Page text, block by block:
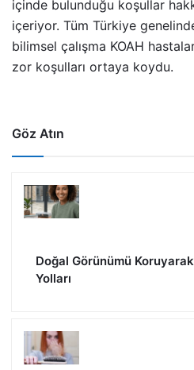
içinde bulunduğu koşullar
içeriyor. Tüm Türkiye
bilimsel çalışma KOAH
zor koşulları ortaya koydu.
Göz Atın
Doğal Görünümü
Yolları